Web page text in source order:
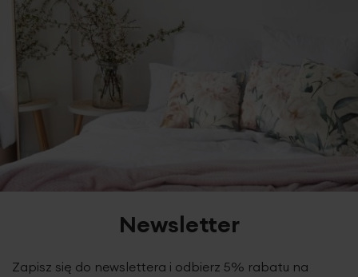
Newsletter
Zapisz się do newslettera i odbierz 5% rabatu na